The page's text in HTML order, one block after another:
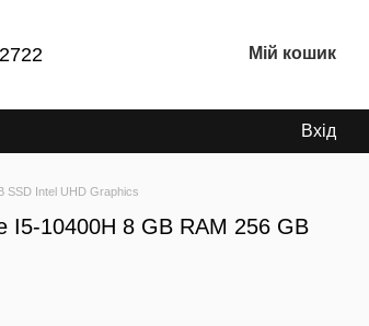
Мій кошик
Вхід
SSD Intel UHD Graphics
I5-10400H 8 GB RAM 256 GB